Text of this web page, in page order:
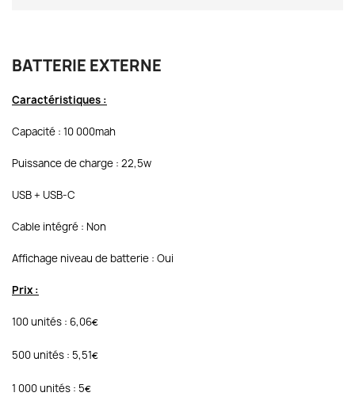
BATTERIE EXTERNE
Caractéristiques :
Capacité : 10 000mah
Puissance de charge : 22,5w
USB + USB-C
Cable intégré : Non
Affichage niveau de batterie : Oui
Prix :
100 unités : 6,06€
500 unités : 5,51€
1 000 unités : 5€